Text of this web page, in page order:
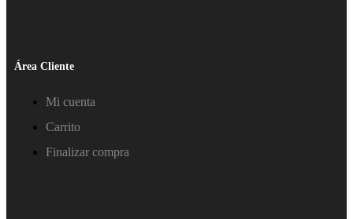
Área Cliente
Mi cuenta
Carrito
Finalizar compra